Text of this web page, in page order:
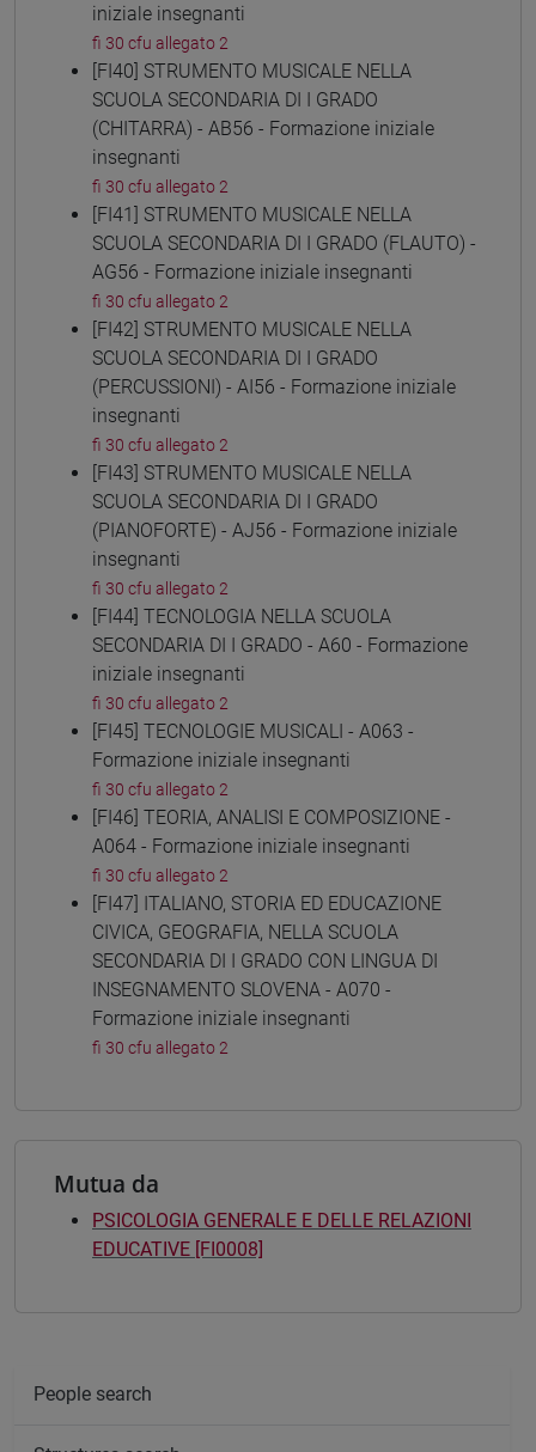
iniziale insegnanti
fi 30 cfu allegato 2
[FI40] STRUMENTO MUSICALE NELLA
SCUOLA SECONDARIA DI I GRADO
(CHITARRA) - AB56 - Formazione iniziale
insegnanti
fi 30 cfu allegato 2
[FI41] STRUMENTO MUSICALE NELLA
SCUOLA SECONDARIA DI I GRADO (FLAUTO) -
AG56 - Formazione iniziale insegnanti
fi 30 cfu allegato 2
[FI42] STRUMENTO MUSICALE NELLA
SCUOLA SECONDARIA DI I GRADO
(PERCUSSIONI) - AI56 - Formazione iniziale
insegnanti
fi 30 cfu allegato 2
[FI43] STRUMENTO MUSICALE NELLA
SCUOLA SECONDARIA DI I GRADO
(PIANOFORTE) - AJ56 - Formazione iniziale
insegnanti
fi 30 cfu allegato 2
[FI44] TECNOLOGIA NELLA SCUOLA
SECONDARIA DI I GRADO - A60 - Formazione
iniziale insegnanti
fi 30 cfu allegato 2
[FI45] TECNOLOGIE MUSICALI - A063 -
Formazione iniziale insegnanti
fi 30 cfu allegato 2
[FI46] TEORIA, ANALISI E COMPOSIZIONE -
A064 - Formazione iniziale insegnanti
fi 30 cfu allegato 2
[FI47] ITALIANO, STORIA ED EDUCAZIONE
CIVICA, GEOGRAFIA, NELLA SCUOLA
SECONDARIA DI I GRADO CON LINGUA DI
INSEGNAMENTO SLOVENA - A070 -
Formazione iniziale insegnanti
fi 30 cfu allegato 2
Mutua da
PSICOLOGIA GENERALE E DELLE RELAZIONI
EDUCATIVE [FI0008]
People search